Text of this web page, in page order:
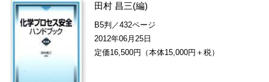
田村 昌三(編)
B5判／432ページ
2012年06月25日
定価16,500円（本体15,000円＋税）